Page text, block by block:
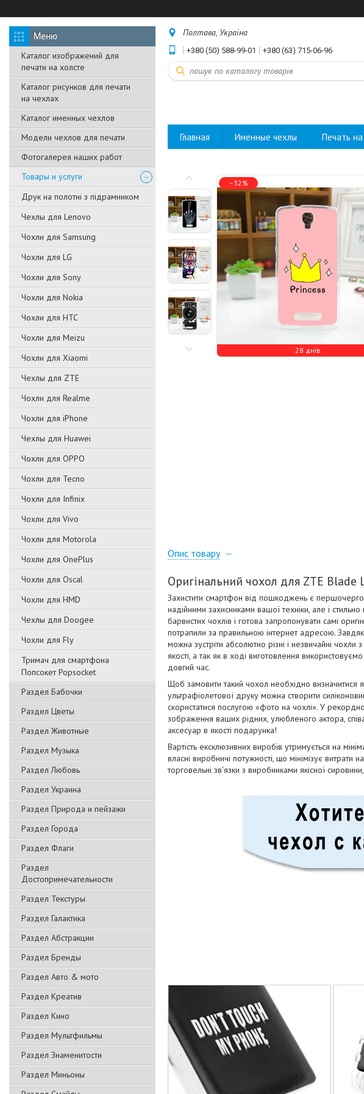
Каталог изображений для
печати на холсте
Каталог рисунков для печати
на чехлах
Каталог именных чехлов
Модели чехлов для печати
Фотогалерея наших работ
Товары и услуги
Друк на полотні з підрамником
Чехлы для Lenovo
Чохли для Samsung
Чохли для LG
Чохли для Sony
Чохли для Nokia
Чохли для HTC
Чохли для Meizu
Чохли для Xiaomi
Чехлы для ZTE
Чохли для Realme
Чохли для iPhone
Чехлы для Huawei
Чохли для OPPO
Чохли для Tecno
Чохли для Infinix
Чохли для Vivo
Чохли для Motorola
Чохли для OnePlus
Чохли для Oscal
Чохли для HMD
Чехлы для Doogee
Чохли для Fly
Тримач для смартфона
Попсокет Popsocket
Раздел Бабочки
Раздел Цветы
Раздел Животные
Раздел Музыка
Раздел Любовь
Раздел Украина
Раздел Природа и пейзажи
Раздел Города
Раздел Флаги
Раздел
Достопримечательности
Раздел Текстуры
Раздел Галактика
Раздел Абстракции
Раздел Бренды
Раздел Авто & мото
Раздел Креатив
Раздел Кино
Раздел Мультфильмы
Раздел Знаменитости
Раздел Миньоны
Полтава, Україна
+380 (50) 588-99-01 +380 (63) 715-06-96
Главная Именные чехлы Печать
–32%
28 днів
Опис товару
Оригінальний чохол для ZTE
Захистити смартфон від пошкоджень є
надійними захисниками вашої техніки, але і
барвистих чохлів і готова запропонувати самі
потрапили за правильною інтернет адресою.
можна зустріти абсолютно різні і незвичайні
якості, а так як в ході виготовлення
довгий час.
Щоб замовити такий чохол необхідно
ультрафіолетової друку можна створити
скористатися послугою «фото на чохлі». У
зображення ваших рідних, улюбленого актора,
аксесуар в якості подарунка!
Вартість ексклюзивних виробів утримується на
власні виробничі потужності, що мінімізує
торговельні зв'язки з виробниками якісної